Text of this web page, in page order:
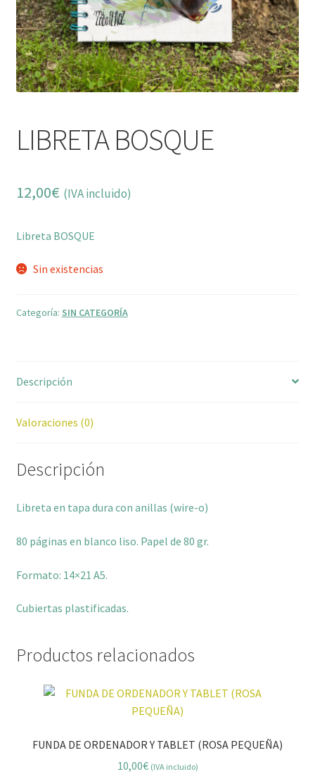
LIBRETA BOSQUE
12,00€ (IVA incluido)
Libreta BOSQUE
Sin existencias
Categoría: SIN CATEGORÍA
Descripción
Valoraciones (0)
Descripción
Libreta en tapa dura con anillas (wire-o)
80 páginas en blanco liso. Papel de 80 gr.
Formato: 14×21 A5.
Cubiertas plastificadas.
Productos relacionados
FUNDA DE ORDENADOR Y TABLET (ROSA PEQUEÑA)
10,00€ (IVA incluido)